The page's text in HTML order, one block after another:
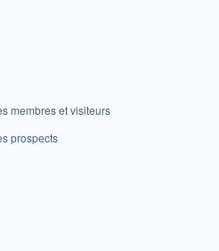
membres et visiteurs
prospects